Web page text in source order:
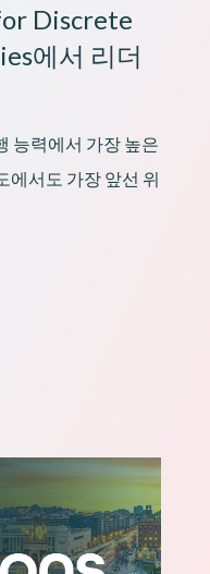
Discrete
에서 리더
능력에서 가장 높은
에서도 가장 앞선 위